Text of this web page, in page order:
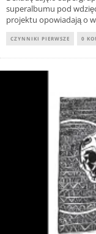
superalbumu pod
projektu opowiadają o
CZYNNIKI PIERWSZE 0